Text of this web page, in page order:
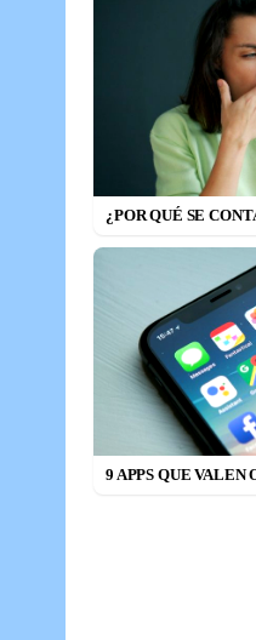
¿POR QUÉ SE
9 APPS QUE VALEN